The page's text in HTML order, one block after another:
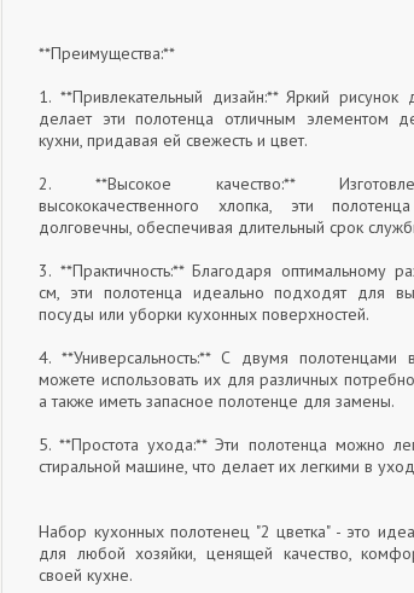
**Преимущества:**
1. **Привлекательный дизайн:** Яркий рисунок
делает эти полотенца отличным элементом
кухни, придавая ей свежесть и цвет.
2. **Высокое качество:**
высококачественного хлопка, эти
долговечны, обеспечивая длительный срок
3. **Практичность:** Благодаря оптимальному
см, эти полотенца идеально подходят для
посуды или уборки кухонных поверхностей.
4. **Универсальность:** С двумя
можете использовать их для различных
а также иметь запасное полотенце для замены.
5. **Простота ухода:** Эти полотенца можно
стиральной машине, что делает их легкими в
Набор кухонных полотенец "2 цветка" - это
для любой хозяйки, ценящей качество,
своей кухне.